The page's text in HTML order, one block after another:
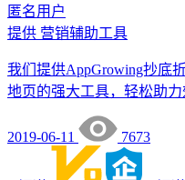
匿名用户
提供 营销辅助工具
我们提供AppGrowing抄底
地页的强大工具，轻松助
2019-06-11 7673